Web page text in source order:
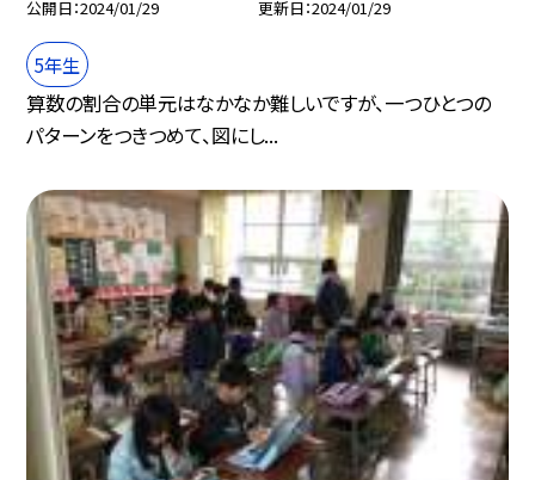
公開日 2024/01/29 更新日 2024/01/29
5年生
算数の割合の単元はなかなか難しいですが、一つひとつの
パターンをつきつめて、図にし...